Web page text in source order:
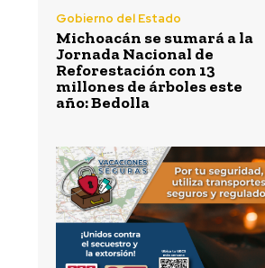
Gobierno del Estado
Michoacán se sumará a la
Jornada Nacional de
Reforestación con 13
millones de árboles este
año: Bedolla